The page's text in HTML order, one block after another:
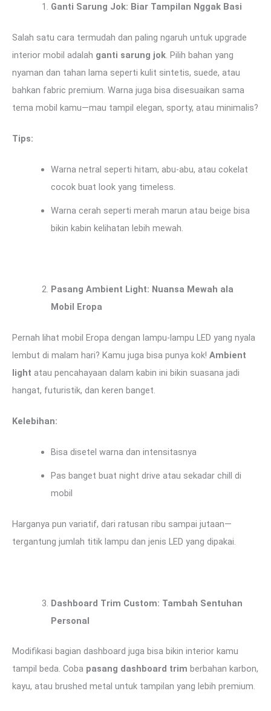
Ganti Sarung Jok: Biar Tampilan Nggak Basi
Salah satu cara termudah dan paling ngaruh untuk upgrade
interior mobil adalah ganti sarung jok. Pilih bahan yang
nyaman dan tahan lama seperti kulit sintetis, suede, atau
bahkan fabric premium. Warna juga bisa disesuaikan sama
tema mobil kamu—mau tampil elegan, sporty, atau minimalis?
Tips:
Warna netral seperti hitam, abu-abu, atau cokelat
cocok buat look yang timeless.
Warna cerah seperti merah marun atau beige bisa
bikin kabin kelihatan lebih mewah.
Pasang Ambient Light: Nuansa Mewah ala
Mobil Eropa
Pernah lihat mobil Eropa dengan lampu-lampu LED yang nyala
lembut di malam hari? Kamu juga bisa punya kok! Ambient
light atau pencahayaan dalam kabin ini bikin suasana jadi
hangat, futuristik, dan keren banget.
Kelebihan:
Bisa disetel warna dan intensitasnya
Pas banget buat night drive atau sekadar chill di
mobil
Harganya pun variatif, dari ratusan ribu sampai jutaan—
tergantung jumlah titik lampu dan jenis LED yang dipakai.
Dashboard Trim Custom: Tambah Sentuhan
Personal
Modifikasi bagian dashboard juga bisa bikin interior kamu
tampil beda. Coba pasang dashboard trim berbahan karbon,
kayu, atau brushed metal untuk tampilan yang lebih premium.